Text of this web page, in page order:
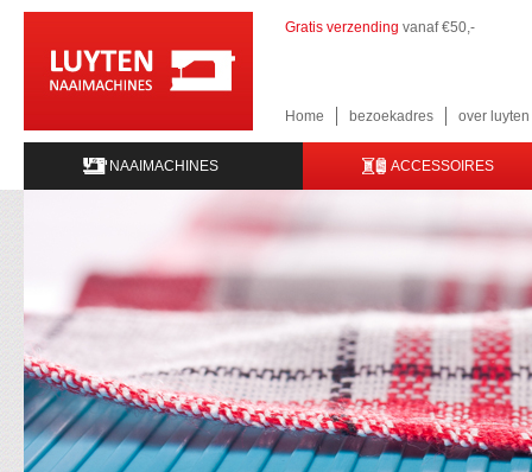
Gratis verzending vanaf €50,-
Home bezoekadres over
NAAIMACHINES ACCESSOIRES